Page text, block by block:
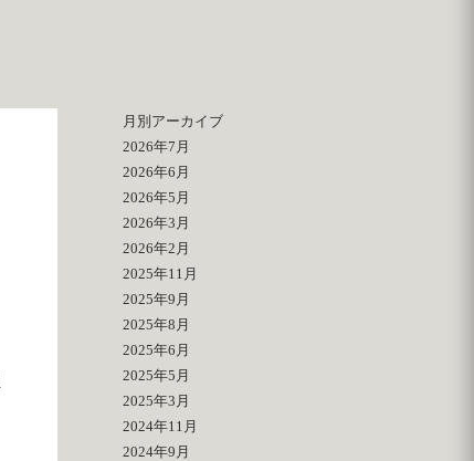
月別アーカイブ
2026年7月
2026年6月
2026年5月
2026年3月
2026年2月
2025年11月
2025年9月
2025年8月
2025年6月
2025年5月
2025年3月
2024年11月
2024年9月